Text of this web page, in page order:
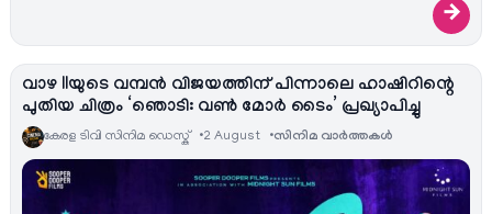
→
വാഴ IIയുടെ വമ്പൻ വിജയത്തിന് പിന്നാലെ ഹാഷിറിന്റെ
പുതിയ ചിത്രം ‘ഞൊടി: വൺ മോർ ടൈം’ പ്രഖ്യാപിച്ചു
കേരള ടിവി സിനിമ ഡെസ്ക് 2 August സിനിമ വാര്‍ത്തകള്‍